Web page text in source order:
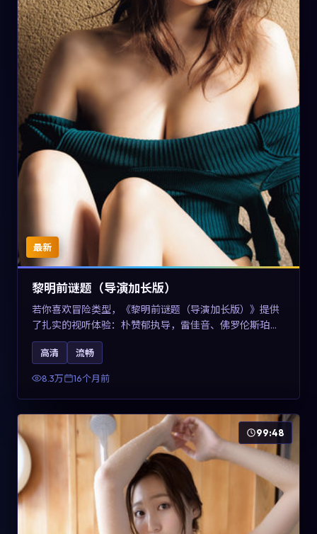
最新
黎明前谜题（导演加长版）
若你喜欢冒险类型，《黎明前谜题（导演加长版）》提供
了扎实的视听体验：朴赞郁执导，雷佳音、佛罗伦斯·珀与
章子怡共同演绎。影片2025年于美国上映，内容在有限空
间内完成高密度的戏剧冲突，关键词包含高清流畅、人物
关系与情节反转，适合检索「2025冒险」「美国电影」的
高清 流畅
8.3万 16个月前
99:48